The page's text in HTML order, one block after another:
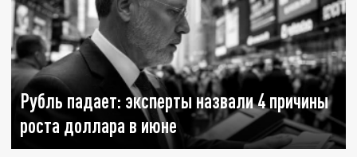
Рубль падает: эксперты назвали 4 причины
роста доллара в июне